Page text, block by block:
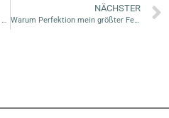
Wie du gegen die Lügen, die du dir erzählst anstehen kannst
NÄCHSTER
Warum Perfektion mein größter Feind ist